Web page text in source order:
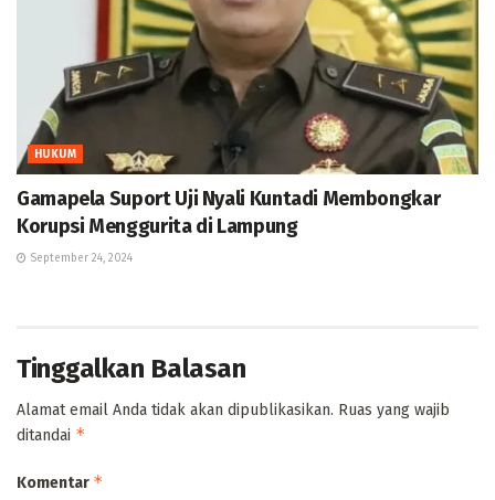
HUKUM
Gamapela Suport Uji Nyali Kuntadi Membongkar
Korupsi Menggurita di Lampung
September 24, 2024
Tinggalkan Balasan
Alamat email Anda tidak akan dipublikasikan. Ruas yang wajib
ditandai *
Komentar *